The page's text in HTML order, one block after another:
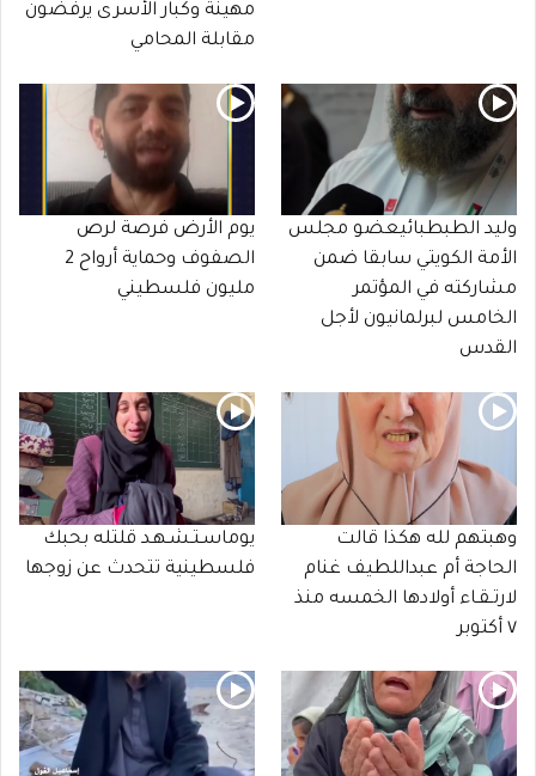
مهينة وكبار الأسرى يرفضون
مقابلة المحامي
وليد الطبطبائيعضو مجلس
الأمة الكويتي سابقا ضمن
مشاركته في المؤتمر
الخامس لبرلمانيون لأجل
القدس
يوم الأرض فرصة لرص
الصفوف وحماية أرواح 2
مليون فلسطيني
وهبتهم لله هكذا قالت
الحاجة أم عبداللطيف غنام
لارتـقـاء أولادها الخمسه منذ
٧ أكتوبر
يوماسـتـشـهـد قلتله بحبك
فلسطينية تتحدث عن زوجها